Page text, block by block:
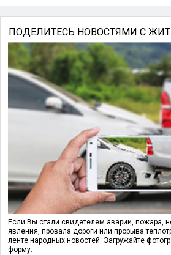
ПОДЕЛИТЕСЬ НОВОСТЯМИ С
Если Вы стали свидетелем аварии, пожара,
явления, провала дороги или прорыва
ленте народных новостей. Загружайте
форму.